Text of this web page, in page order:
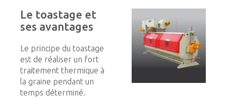
Le toastage et
ses avantages
Le principe du toastage
est de réaliser un fort
traitement thermique à
la graine pendant un
temps déterminé.